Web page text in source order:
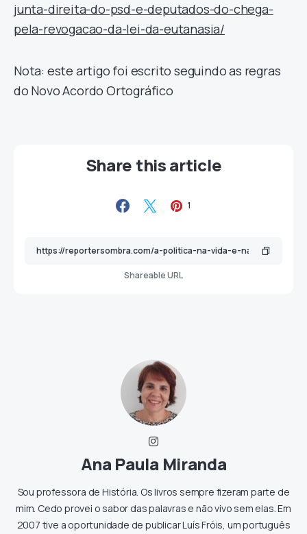
junta-direita-do-psd-e-deputados-do-chega-
pela-revogacao-da-lei-da-eutanasia/
Nota: este artigo foi escrito seguindo as regras
do Novo Acordo Ortográfico
Share this article
1
Shareable URL
Ana Paula Miranda
Sou professora de História. Os livros sempre fizeram parte de
mim. Cedo provei o sabor das palavras e não vivo sem elas. Em
2007 tive a oportunidade de publicar Luís Fróis, um português